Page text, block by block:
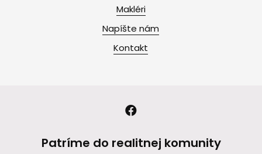
Makléri
Napíšte nám
Kontakt
Patríme do realitnej komunity